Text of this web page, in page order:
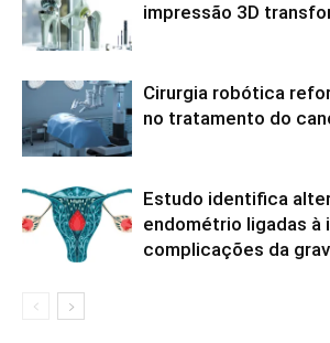
impressão 3D
Cirurgia robótica
no tratamento do
Estudo identifica
endométrio ligadas à
complicações da